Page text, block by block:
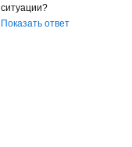
ситуации?
Показать ответ